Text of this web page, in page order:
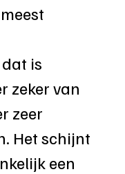
is
zeker van
zeer
Het schijnt
een